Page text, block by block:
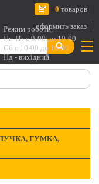
0 товаров
оформить заказ
ГУМКА,
Режим роботи:
Пн-Пт с 9-00 до 19-00
Сб с 10-00 до 16-00
Нд - вихідний